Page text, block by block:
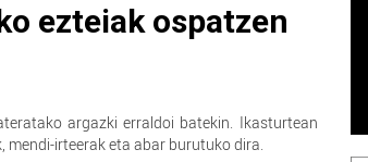
ezteiak ospatzen
argazki erraldoi batekin. Ikasturtean
mendi-irteerak eta abar burutuko dira.